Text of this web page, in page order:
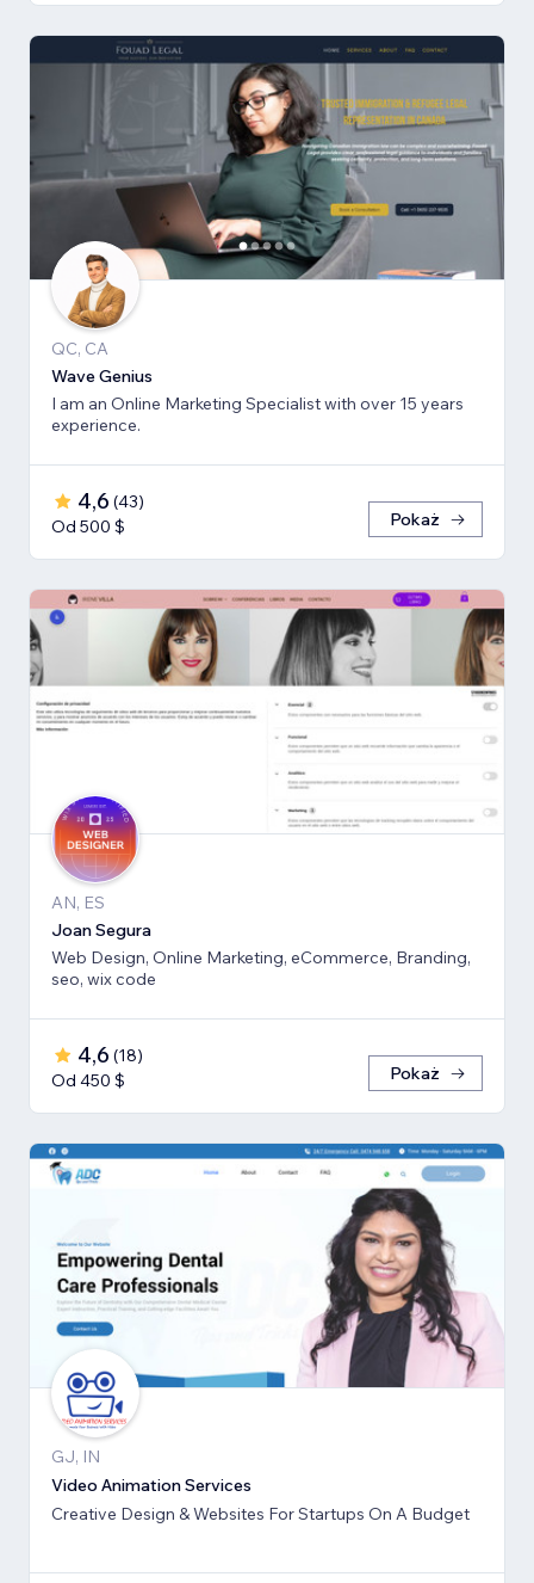
QC, CA
Wave Genius
I am an Online Marketing Specialist with over 15 years
experience.
4,6 (43)
Od 500 $
Pokaż
AN, ES
Joan Segura
Web Design, Online Marketing, eCommerce, Branding,
seo, wix code
4,6 (18)
Od 450 $
Pokaż
GJ, IN
Video Animation Services
Creative Design & Websites For Startups On A Budget